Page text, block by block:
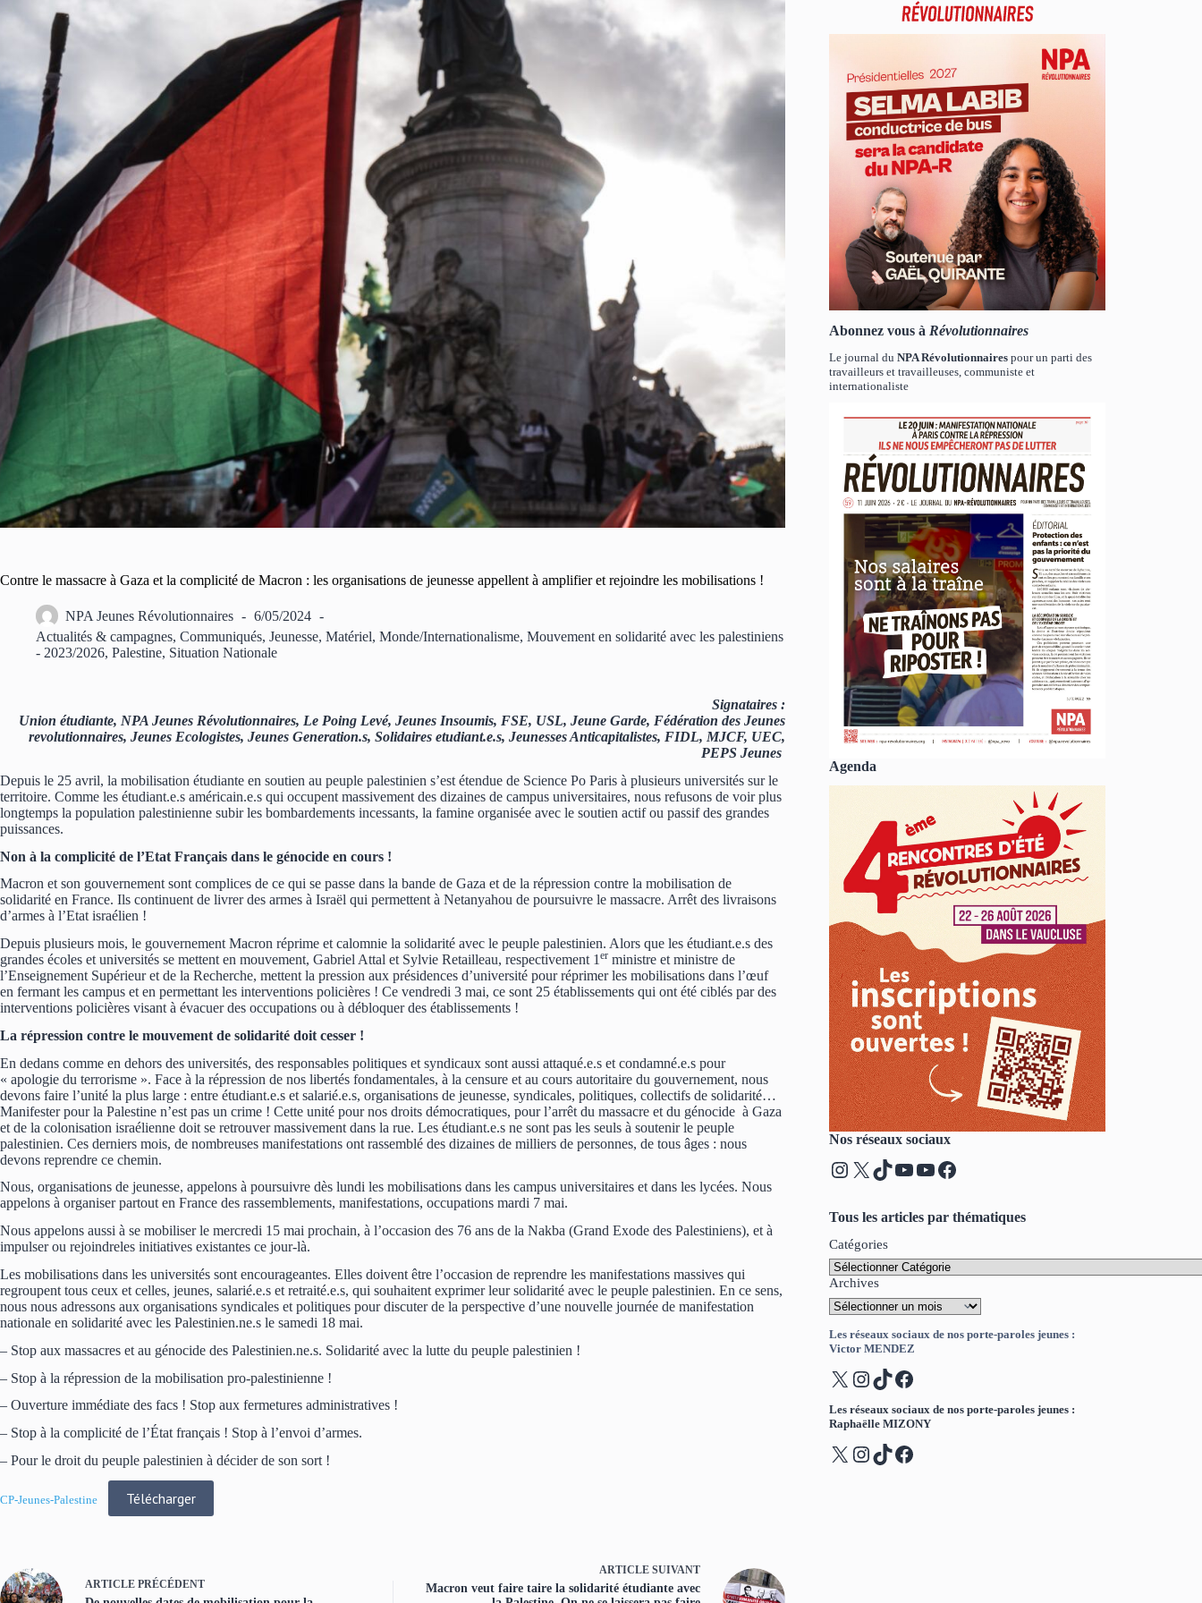
Contre le massacre à Gaza et la complicité de Macron : les organisations de jeunesse appellent à amplifier et rejoindre les mobilisations !
NPA Jeunes Révolutionnaires
6/05/2024
Actualités & campagnes, Communiqués, Jeunesse, Matériel, Monde/Internationalisme, Mouvement en solidarité avec les palestiniens
- 2023/2026, Palestine, Situation Nationale
Signataires :
Union étudiante, NPA Jeunes Révolutionnaires, Le Poing Levé, Jeunes Insoumis, FSE, USL, Jeune Garde, Fédération des Jeunes
revolutionnaires, Jeunes Ecologistes, Jeunes Generation.s, Solidaires etudiant.e.s, Jeunesses Anticapitalistes, FIDL, MJCF, UEC,
PEPS Jeunes
Depuis le 25 avril, la mobilisation étudiante en soutien au peuple palestinien s’est étendue de Science Po Paris à plusieurs universités sur le
territoire. Comme les étudiant.e.s américain.e.s qui occupent massivement des dizaines de campus universitaires, nous refusons de voir plus
longtemps la population palestinienne subir les bombardements incessants, la famine organisée avec le soutien actif ou passif des grandes
puissances.
Non à la complicité de l’Etat Français dans le génocide en cours !
Macron et son gouvernement sont complices de ce qui se passe dans la bande de Gaza et de la répression contre la mobilisation de
solidarité en France. Ils continuent de livrer des armes à Israël qui permettent à Netanyahou de poursuivre le massacre. Arrêt des livraisons
d’armes à l’Etat israélien !
Depuis plusieurs mois, le gouvernement Macron réprime et calomnie la solidarité avec le peuple palestinien. Alors que les étudiant.e.s des
grandes écoles et universités se mettent en mouvement, Gabriel Attal et Sylvie Retailleau, respectivement 1 er ministre et ministre de
l’Enseignement Supérieur et de la Recherche, mettent la pression aux présidences d’université pour réprimer les mobilisations dans l’œuf
en fermant les campus et en permettant les interventions policières ! Ce vendredi 3 mai, ce sont 25 établissements qui ont été ciblés par des
interventions policières visant à évacuer des occupations ou à débloquer des établissements !
La répression contre le mouvement de solidarité doit cesser !
En dedans comme en dehors des universités, des responsables politiques et syndicaux sont aussi attaqué.e.s et condamné.e.s pour
« apologie du terrorisme ». Face à la répression de nos libertés fondamentales, à la censure et au cours autoritaire du gouvernement, nous
devons faire l’unité la plus large : entre étudiant.e.s et salarié.e.s, organisations de jeunesse, syndicales, politiques, collectifs de solidarité…
Manifester pour la Palestine n’est pas un crime ! Cette unité pour nos droits démocratiques, pour l’arrêt du massacre et du génocide à Gaza
et de la colonisation israélienne doit se retrouver massivement dans la rue. Les étudiant.e.s ne sont pas les seuls à soutenir le peuple
palestinien. Ces derniers mois, de nombreuses manifestations ont rassemblé des dizaines de milliers de personnes, de tous âges : nous
devons reprendre ce chemin.
Nous, organisations de jeunesse, appelons à poursuivre dès lundi les mobilisations dans les campus universitaires et dans les lycées. Nous
appelons à organiser partout en France des rassemblements, manifestations, occupations mardi 7 mai.
Nous appelons aussi à se mobiliser le mercredi 15 mai prochain, à l’occasion des 76 ans de la Nakba (Grand Exode des Palestiniens), et à
impulser ou rejoindreles initiatives existantes ce jour-là.
Les mobilisations dans les universités sont encourageantes. Elles doivent être l’occasion de reprendre les manifestations massives qui
regroupent tous ceux et celles, jeunes, salarié.e.s et retraité.e.s, qui souhaitent exprimer leur solidarité avec le peuple palestinien. En ce sens,
nous nous adressons aux organisations syndicales et politiques pour discuter de la perspective d’une nouvelle journée de manifestation
nationale en solidarité avec les Palestinien.ne.s le samedi 18 mai.
– Stop aux massacres et au génocide des Palestinien.ne.s. Solidarité avec la lutte du peuple palestinien !
– Stop à la répression de la mobilisation pro-palestinienne !
– Ouverture immédiate des facs ! Stop aux fermetures administratives !
– Stop à la complicité de l’État français ! Stop à l’envoi d’armes.
– Pour le droit du peuple palestinien à décider de son sort !
CP-Jeunes-Palestine Télécharger
ARTICLE PRÉCÉDENT
ARTICLESUIVANT
Macron veut faire taire la solidarité étudiante avec
Abonnez vous à Révolutionnaires
Le journal duNPA Révolutionnaires pour un parti des
travailleurs et travailleuses, communiste et
internationaliste
Agenda
Nos réseaux sociaux
Instagram
X TikTok
YouTube
YouTube
Facebook
Tous les articles par thématiques
Catégories
Archives
Les réseaux sociaux de nos porte-paroles jeunes :
Victor MENDEZ
X Instagram
TikTok
Facebook
Les réseaux sociaux de nos porte-paroles jeunes :
Raphaëlle MIZONY
X Instagram
TikTok
Facebook